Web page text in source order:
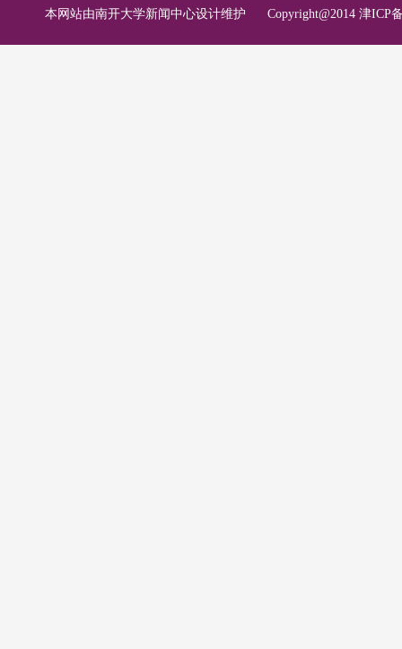
本网站由南开大学新闻中心设计维护 Copyright@2014 津ICP